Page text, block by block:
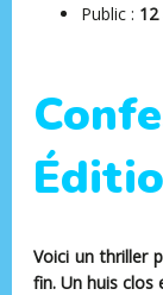
Public :
Voici un thriller
fin. Un huis clos